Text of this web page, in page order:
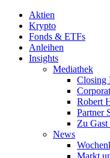
Aktien
Krypto
Fonds & ETFs
Anleihen
Insights
Mediathek
Closing
Robert
Partner
Zu
News
Markt